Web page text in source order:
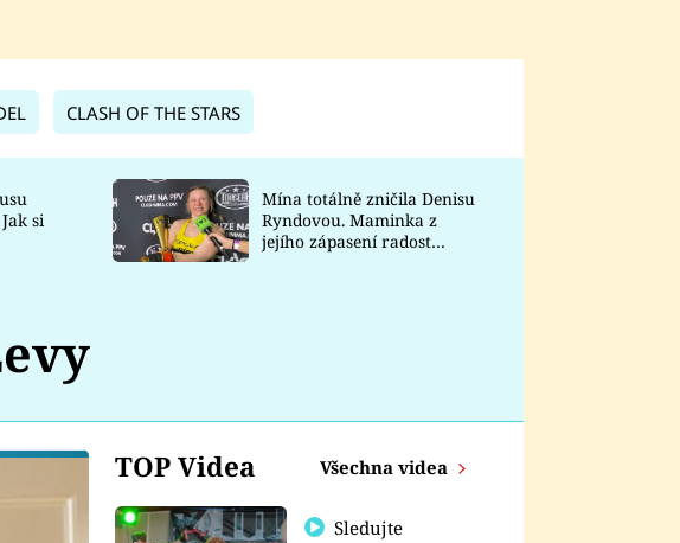
Prima Lajk
Sledujte nás
CLASH OF THE STARS
si
Mína totálně zničila Denisu
Ryndovou. Maminka z
jejího zápasení radost
TOP Videa Všechna videa
Sledujte